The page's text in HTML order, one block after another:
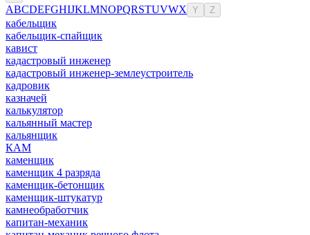
ABCDEFGHIJKLMNOPQRSTUVWX Y Z
кабельщик
кабельщик-спайщик
кавист
кадастровый инженер
кадастровый инженер-землеустроитель
кадровик
казначей
калькулятор
кальянный мастер
кальянщик
КАМ
каменщик
каменщик 4 разряда
каменщик-бетонщик
каменщик-штукатур
камнеобработчик
капитан-механик